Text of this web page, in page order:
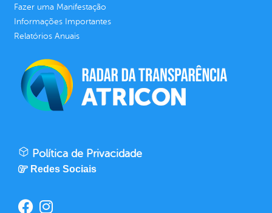
Fazer uma Manifestação
Informações Importantes
Relatórios Anuais
Política de Privacidade
Redes Sociais